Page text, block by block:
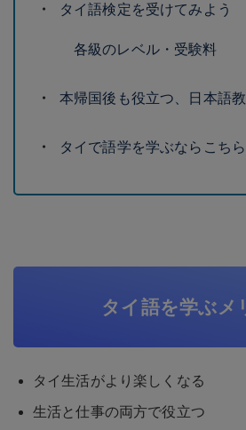
タイ語検定を受けてみよう
各級のレベル・受験料
本帰国後も役立つ、日本語
タイで語学を学ぶならこちら
タイ語を学ぶメ
タイ生活がより楽しくなる
生活と仕事の両方で役立つ